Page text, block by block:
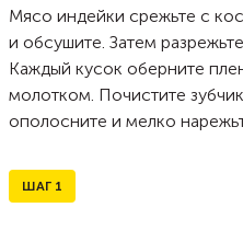
Мясо индейки срежьте с
и обсушите. Затем
Каждый кусок оберните
молотком. Почистите
ополосните и мелко
ШАГ 1